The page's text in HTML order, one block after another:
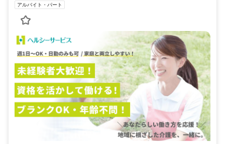
アルバイト・パート